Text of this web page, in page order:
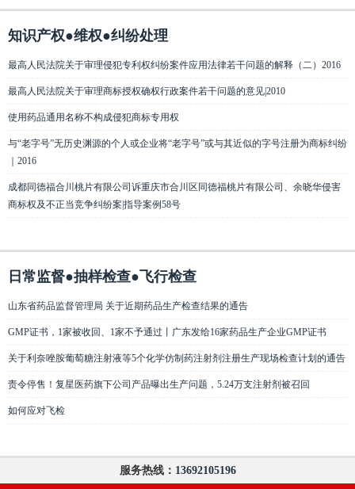
知识产权●维权●纠纷处理
最高人民法院关于审理侵犯专利权纠纷案件应用法律若干问题的解释（二）2016
最高人民法院关于审理商标授权确权行政案件若干问题的意见|2010
使用药品通用名称不构成侵犯商标专用权
与“老字号”无历史渊源的个人或企业将“老字号”或与其近似的字号注册为商标纠纷
｜2016
成都同德福合川桃片有限公司诉重庆市合川区同德福桃片有限公司、余晓华侵害
商标权及不正当竞争纠纷案|指导案例58号
日常监督●抽样检查●飞行检查
山东省药品监督管理局 关于近期药品生产检查结果的通告
GMP证书，1家被收回、1家不予通过丨广东发给16家药品生产企业GMP证书
关于利奈唑胺葡萄糖注射液等5个化学仿制药注射剂注册生产现场检查计划的通告
责令停售！复星医药旗下公司产品曝出生产问题，5.24万支注射剂被召回
如何应对飞检
服务热线： 13692105196